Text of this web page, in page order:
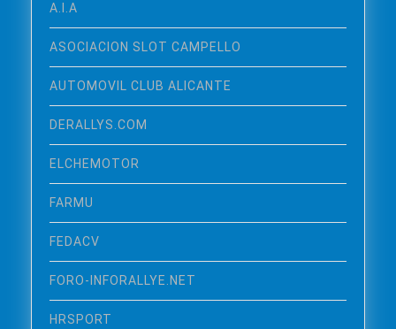
A.I.A
ASOCIACION SLOT CAMPELLO
AUTOMOVIL CLUB ALICANTE
DERALLYS.COM
ELCHEMOTOR
FARMU
FEDACV
FORO-INFORALLYE.NET
HRSPORT